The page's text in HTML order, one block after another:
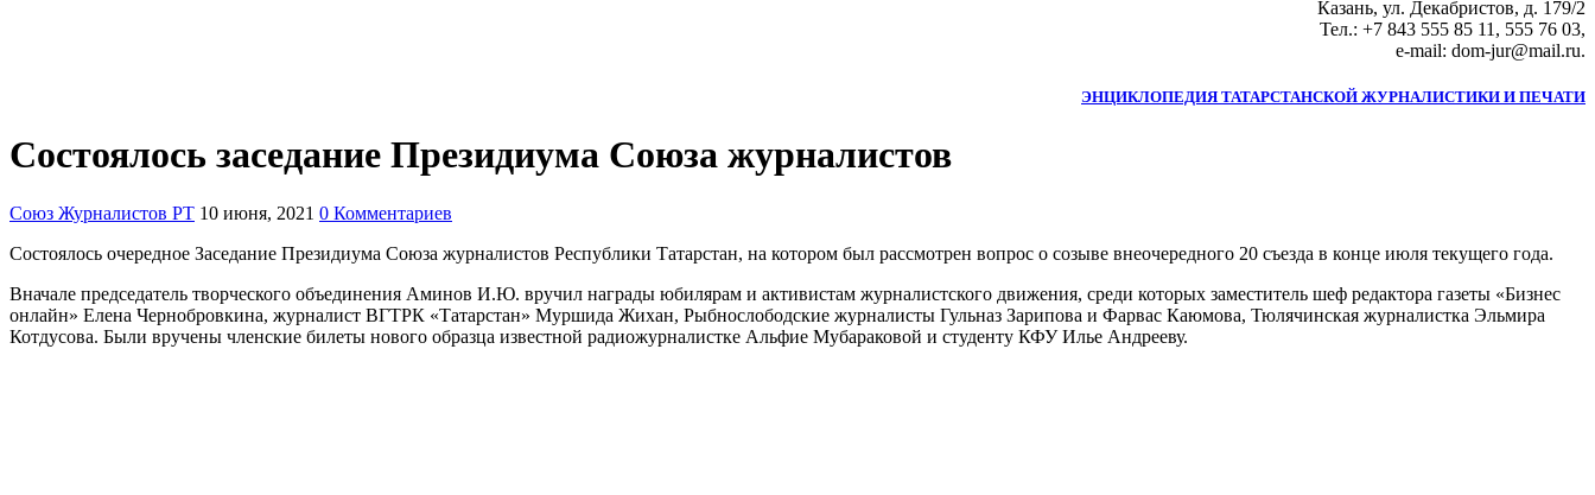
Казань, ул. Декабристов, д. 179/2
Тел.: +7 843 555 85 11, 555 76 03,
e-mail: dom-jur@mail.ru.
ЭНЦИКЛОПЕДИЯ ТАТАРСТАНСКОЙ ЖУРНАЛИСТИКИ И ПЕЧАТИ
Состоялось заседание Президиума Союза журналистов
Союз Журналистов РТ 10 июня, 2021 0 Комментариев
Состоялось очередное Заседание Президиума Союза журналистов Республики Татарстан, на котором был рассмотрен вопрос о созыве внеочередного 20 съезда в конце июля текущего года.
Вначале председатель творческого объединения Аминов И.Ю. вручил награды юбилярам и активистам журналистского движения, среди которых заместитель шеф редактора газеты «Бизнес
онлайн» Елена Чернобровкина, журналист ВГТРК «Татарстан» Муршида Жихан, Рыбнослободские журналисты Гульназ Зарипова и Фарвас Каюмова, Тюлячинская журналистка Эльмира
Котдусова. Были вручены членские билеты нового образца известной радиожурналистке Альфие Мубараковой и студенту КФУ Илье Андрееву.